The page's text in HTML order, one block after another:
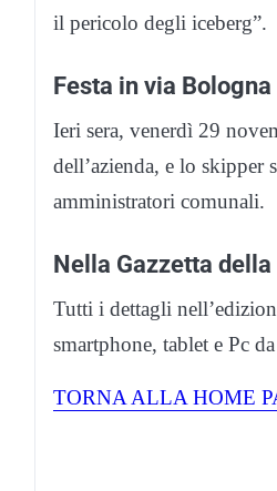
il pericolo degli iceberg”.
Festa in via Bologna
Ieri sera, venerdì 29
dell’azienda, e lo skipper
amministratori comunali.
Nella Gazzetta
Tutti i dettagli
smartphone, tablet e Pc
TORNA ALLA HOME